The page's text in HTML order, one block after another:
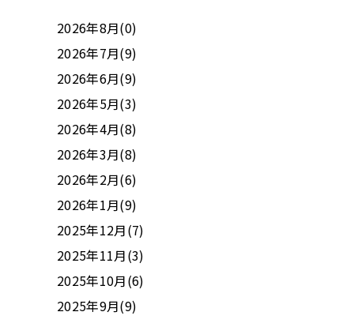
2026年8月(0)
2026年7月(9)
2026年6月(9)
2026年5月(3)
2026年4月(8)
2026年3月(8)
2026年2月(6)
2026年1月(9)
2025年12月(7)
2025年11月(3)
2025年10月(6)
2025年9月(9)